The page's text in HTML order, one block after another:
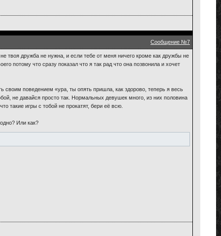
Сообщение №7
твоя дружба не нужна, и если тебе от меня ничего кроме как дружбы не
потому что сразу показал что я так рад что она позвонила и хочет
своим поведением «ура, ты опять пришла, как здорово, теперь я весь
не давайся просто так. Нормальных девушек много, из них половина
такие игры с тобой не прокатят, бери её всю.
Или как?